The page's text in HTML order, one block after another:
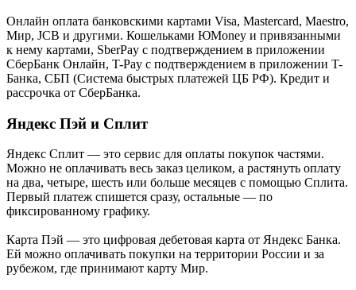
Онлайн оплата банковскими картами Visa, Mastercard, Maestro,
Мир, JCB и другими. Кошельками ЮMoney и привязанными
к нему картами, SberPay с подтверждением в приложении
СберБанк Онлайн, T-Pay с подтверждением в приложении T-
Банка, СБП (Система быстрых платежей ЦБ РФ). Кредит и
рассрочка от СберБанка.
Яндекс Пэй и Сплит
Яндекс Cплит — это сервис для оплаты покупок частями.
Можно не оплачивать весь заказ целиком, а растянуть оплату
на два, четыре, шесть или больше месяцев с помощью Сплита.
Первый платеж спишется сразу, остальные — по
фиксированному графику.
Карта Пэй — это цифровая дебетовая карта от Яндекс Банка.
Ей можно оплачивать покупки на территории России и за
рубежом, где принимают карту Мир.